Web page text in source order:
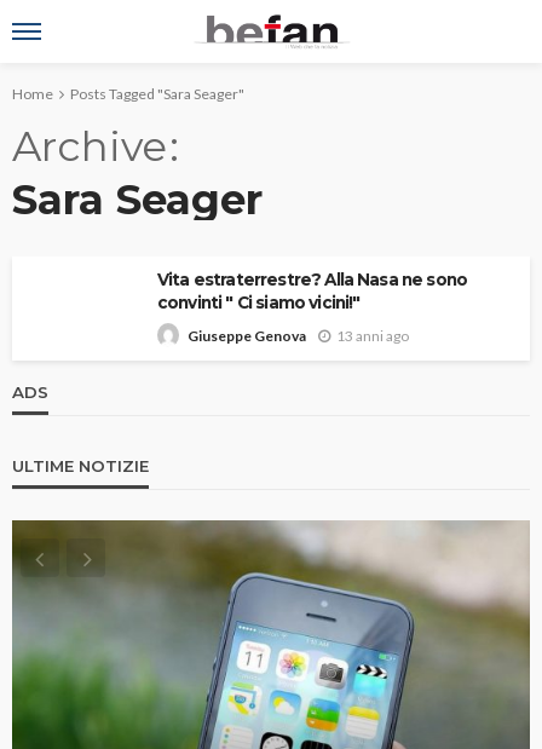
Home Posts Tagged "Sara Seager"
Archive
Sara Seager
Vita estraterrestre? Alla Nasa ne sono
convinti " Ci siamo vicini!"
Giuseppe Genova 13 anni ago
ADS
ULTIME NOTIZIE